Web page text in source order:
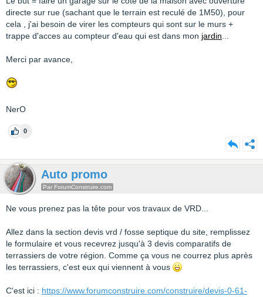
directe sur rue (sachant que le terrain est reculé de 1M50), pour
cela , j'ai besoin de virer les compteurs qui sont sur le murs +
trappe d'acces au compteur d'eau qui est dans mon jardin
Merci par avance,
NerO
0
Auto promo
Par ForumConstruire.com
Ne vous prenez pas la tête pour vos travaux de VRD...
Allez dans la section devis vrd / fosse septique du site, remplissez
le formulaire et vous recevrez jusqu'à 3 devis comparatifs de
terrassiers de votre région. Comme ça vous ne courrez plus après
les terrassiers, c'est eux qui viennent à vous
C'est ici : https://www.forumconstruire.com/construire/devis-0-61-